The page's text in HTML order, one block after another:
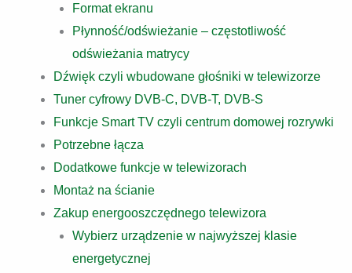
Format ekranu
Płynność/odświeżanie – częstotliwość
odświeżania matrycy
Dźwięk czyli wbudowane głośniki w telewizorze
Tuner cyfrowy DVB-C, DVB-T, DVB-S
Funkcje Smart TV czyli centrum domowej rozrywki
Potrzebne łącza
Dodatkowe funkcje w telewizorach
Montaż na ścianie
Zakup energooszczędnego telewizora
Wybierz urządzenie w najwyższej klasie
energetycznej